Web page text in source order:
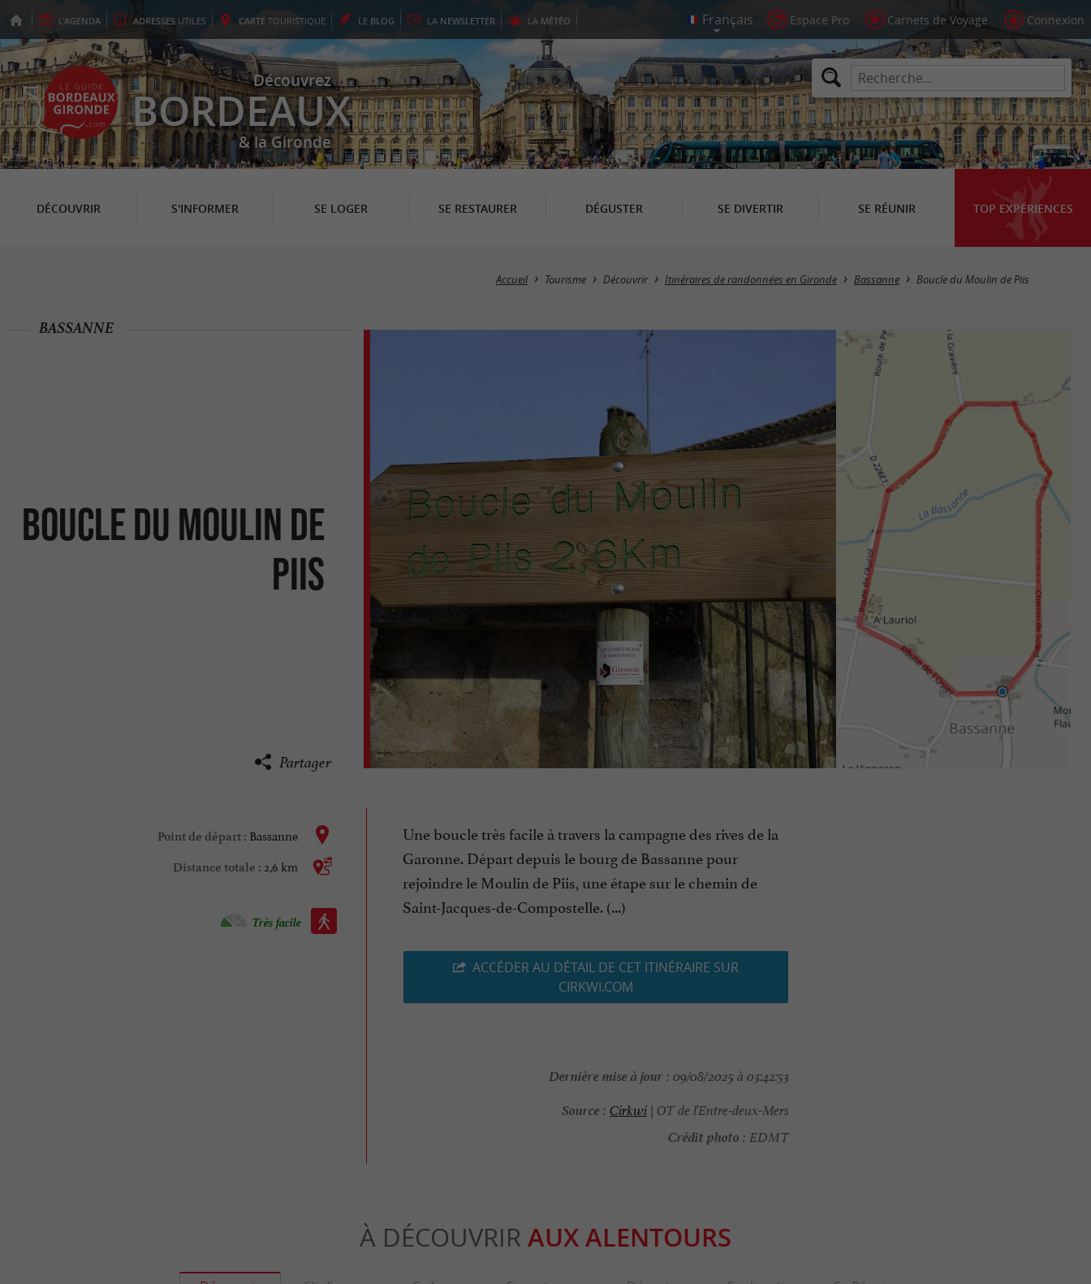
L'AGENDA ADRESSES UTILES CARTE TOURISTIQUE LE BLOG LA NEWSLETTER LA MÉTÉO Espace Pro Carnets de Voyage Connexion
Découvrez
BORDEAUX
& la Gironde
DÉCOUVRIR S'INFORMER SE LOGER SE RESTAURER DÉGUSTER SE DIVERTIR SE RÉUNIR TOP EXPÉRIENCES
Accueil Tourisme Découvrir Itinéraires de randonnées en Gironde Bassanne Boucle du Moulin de Piis
Boucle du Moulin de
Piis
BASSANNE
Partager
Point de départ : Bassanne
Distance totale : 2,6 km
Marche à pied :
Très facile
Une boucle très facile à travers la campagne des rives de la
Garonne. Départ depuis le bourg de Bassanne pour
rejoindre le Moulin de Piis, une étape sur le chemin de
Saint-Jacques-de-Compostelle. (...)
ACCÉDER AU DÉTAIL DE CET ITINÉRAIRE SUR
CIRKWI.COM
Dernière mise à jour : 09/08/2025 à 03:42:53
Source : Cirkwi| OT de l'Entre-deux-Mers
Crédit photo : EDMT
À DÉCOUVRIR AUX ALENTOURS